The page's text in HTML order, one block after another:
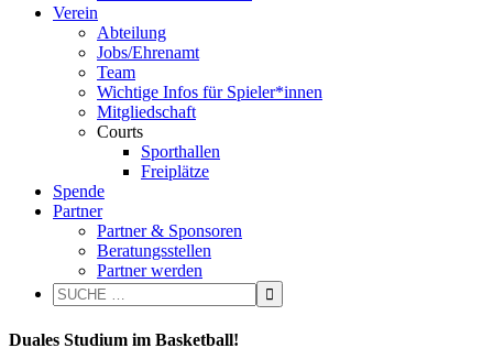
Verein
Abteilung
Jobs/Ehrenamt
Team
Wichtige Infos für Spieler*innen
Mitgliedschaft
Courts
Sporthallen
Freiplätze
Spende
Partner
Partner & Sponsoren
Beratungsstellen
Partner werden
Duales Studium im Basketball!